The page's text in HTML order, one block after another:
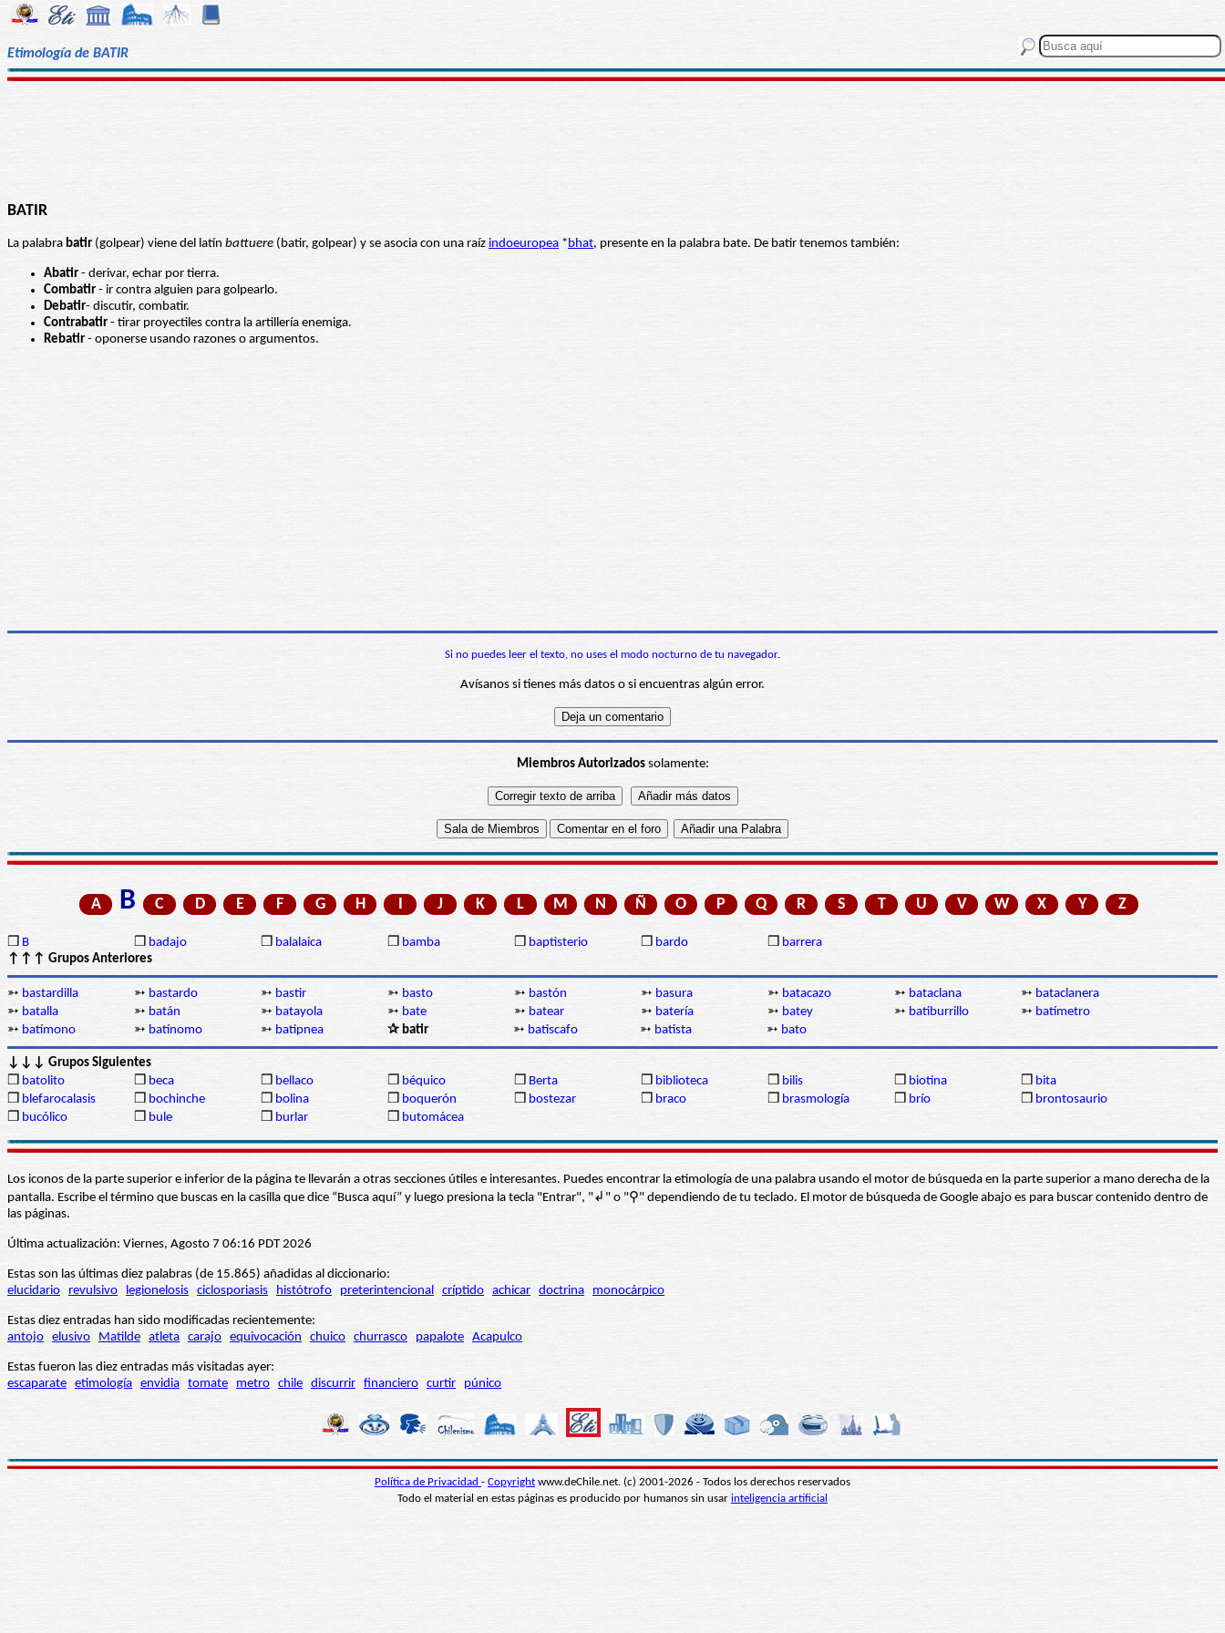
Etimología de BATIR
BATIR
La palabra batir (golpear) viene del latín battuere (batir, golpear) y se asocia con una raíz indoeuropea *bhat, presente en la palabra bate. De batir tenemos también:
Abatir - derivar, echar por tierra.
Combatir - ir contra alguien para golpearlo.
Debatir- discutir, combatir.
Contrabatir - tirar proyectiles contra la artillería enemiga.
Rebatir - oponerse usando razones o argumentos.
Si no puedes leer el texto, no uses el modo nocturno de tu navegador.
Avísanos si tienes más datos o si encuentras algún error.
Miembros Autorizadossolamente:
A B C D E F G H I J K L M N Ñ O P Q R S T U V W X Y Z
❒ B ❒ badajo ❒ balalaica ❒ bamba ❒ baptisterio ❒ bardo ❒ barrera
↑↑↑ Grupos Anteriores
➳ bastardilla ➳ bastardo ➳ bastir ➳ basto ➳ bastón ➳ basura ➳ batacazo ➳ bataclana ➳ bataclanera
➳ batalla ➳ batán ➳ batayola ➳ bate ➳ batear ➳ batería ➳ batey ➳ batiburrillo ➳ batímetro
➳ batímono ➳ batínomo ➳ batipnea ✰ batir ➳ batiscafo ➳ batista ➳ bato
↓↓↓ Grupos Siguientes
❒ batolito ❒ beca ❒ bellaco ❒ béquico ❒ Berta ❒ biblioteca ❒ bilis ❒ biotina ❒ bita
❒ blefarocalasis ❒ bochinche ❒ bolina ❒ boquerón ❒ bostezar ❒ braco ❒ brasmología ❒ brío ❒ brontosaurio
❒ bucólico ❒ bule ❒ burlar ❒ butomácea
Los iconos de la parte superior e inferior de la página te llevarán a otras secciones útiles e interesantes. Puedes encontrar la etimología de una palabra usando el motor de búsqueda en la parte superior a mano derecha de la
pantalla. Escribe el término que buscas en la casilla que dice “Busca aquí” y luego presiona la tecla "Entrar", "↲" o "⚲" dependiendo de tu teclado. El motor de búsqueda de Google abajo es para buscar contenido dentro de
las páginas.
Última actualización: Viernes, Agosto 7 06:16 PDT 2026
Estas son las últimas diez palabras (de 15.865) añadidas al diccionario:
elucidario
revulsivo legionelosis ciclosporiasis histótrofo preterintencional críptido achicar doctrina monocárpico
Estas diez entradas han sido modificadas recientemente:
antojo elusivo Matilde atleta carajo equivocación chuico churrasco papalote Acapulco
Estas fueron las diez entradas más visitadas ayer:
escaparate etimología envidia tomate metro chile discurrir financiero curtir púnico
Política de Privacidad - Copyright www.deChile.net. (c) 2001-2026 - Todos los derechos reservados
Todo el material en estas páginas es producido por humanos sin usar inteligencia artificial